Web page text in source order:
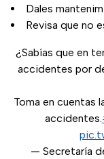
Dales
Revisa que no
¿Sabías que en
accidentes por
Toma en cuentas
accidentes.
— Secretaría